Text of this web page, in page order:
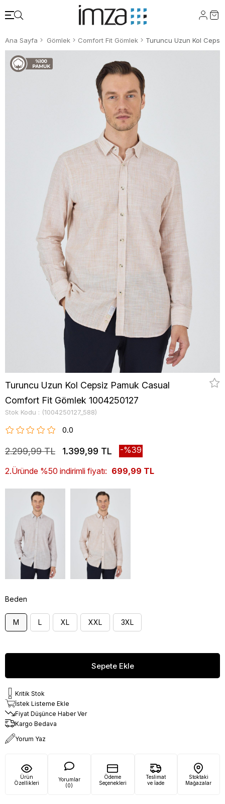
Ana Sayfa Gömlek Comfort Fit Gömlek
Turuncu Uzun Kol Cepsiz Pamuk Casual
Comfort Fit Gömlek 1004250127
Stok Kodu (1004250127_588)
0.0
2.299,99 TL 1.399,99 TL 39
2.Üründe %50 indirimli fiyatı: 699,99 TL
Beden
M L XL XXL 3XL
Kritik Stok
İstek Listeme Ekle
Fiyat Düşünce Haber Ver
Kargo Bedava
Yorum Yaz
Ürün
Özellikleri
Yorumlar
(0)
Ödeme
Seçenekleri
Teslimat
ve İade
Stoktaki
Mağazalar